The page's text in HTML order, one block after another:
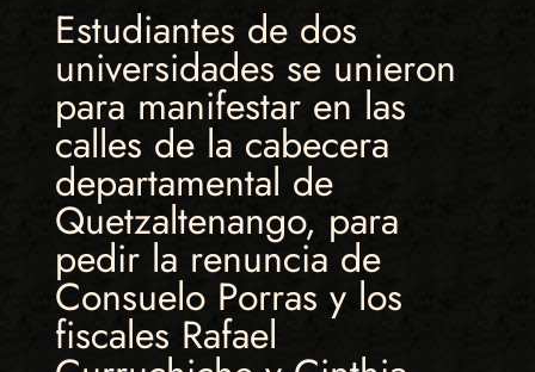
Estudiantes de dos
universidades se unieron
para manifestar en las
calles de la cabecera
departamental de
Quetzaltenango, para
pedir la renuncia de
Consuelo Porras y los
fiscales Rafael